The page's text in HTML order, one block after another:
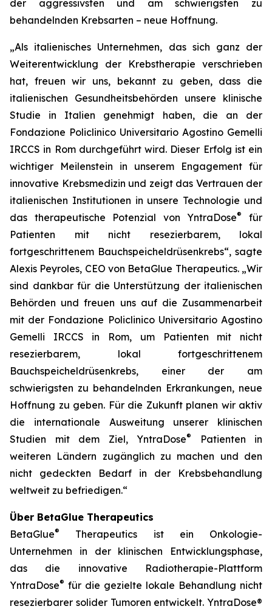
der aggressivsten und am schwierigsten zu
behandelnden Krebsarten – neue Hoffnung.
„Als italienisches Unternehmen, das sich ganz der
Weiterentwicklung der Krebstherapie verschrieben
hat, freuen wir uns, bekannt zu geben, dass die
italienischen Gesundheitsbehörden unsere klinische
Studie in Italien genehmigt haben, die an der
Fondazione Policlinico Universitario Agostino Gemelli
IRCCS in Rom durchgeführt wird. Dieser Erfolg ist ein
wichtiger Meilenstein in unserem Engagement für
innovative Krebsmedizin und zeigt das Vertrauen der
italienischen Institutionen in unsere Technologie und
das therapeutische Potenzial von YntraDose®
für
Patienten mit nicht resezierbarem, lokal
fortgeschrittenem Bauchspeicheldrüsenkrebs“, sagte
Alexis Peyroles, CEO von BetaGlue Therapeutics. „Wir
sind dankbar für die Unterstützung der italienischen
Behörden und freuen uns auf die Zusammenarbeit
mit der Fondazione Policlinico Universitario Agostino
Gemelli IRCCS in Rom, um Patienten mit nicht
resezierbarem, lokal fortgeschrittenem
Bauchspeicheldrüsenkrebs, einer der am
schwierigsten zu behandelnden Erkrankungen, neue
Hoffnung zu geben. Für die Zukunft planen wir aktiv
die internationale Ausweitung unserer klinischen
Studien mit dem Ziel, YntraDose®
Patienten in
weiteren Ländern zugänglich zu machen und den
nicht gedeckten Bedarf in der Krebsbehandlung
weltweit zu befriedigen.“
Über BetaGlue Therapeutics
BetaGlue®
Therapeutics ist ein Onkologie-
Unternehmen in der klinischen Entwicklungsphase,
das die innovative Radiotherapie-Plattform
YntraDose® für die gezielte lokale Behandlung nicht
resezierbarer solider Tumoren entwickelt. YntraDose®